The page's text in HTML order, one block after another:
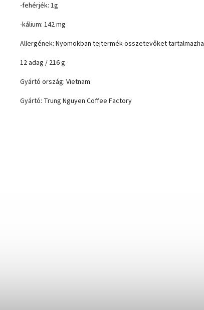
-fehérjék: 1g
-kálium: 142 mg
Allergének: Nyomokban tejtermék-összetevőket
12 adag / 216 g
Gyártó ország: Vietnam
Gyártó: Trung Nguyen Coffee Factory